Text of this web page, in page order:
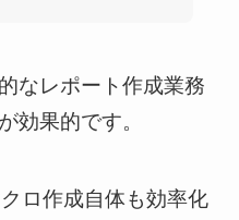
なレポート作成業務
効果的です。
ロ作成自体も効率化